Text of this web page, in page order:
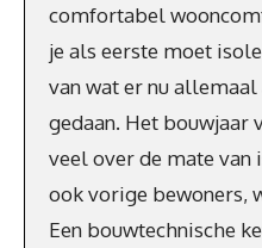
comfortabel
je als eerste moet
van wat er nu
gedaan. Het bouwjaar
veel over de mate van
ook vorige bewoners,
Een bouwtechnische